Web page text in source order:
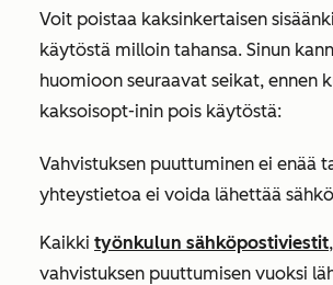
Voit poistaa kaksinkertaisen
käytöstä milloin tahansa. Sinun
huomioon seuraavat seikat, ennen
kaksoisopt-inin pois käytöstä:
Vahvistuksen puuttuminen ei enää
yhteystietoa ei voida lähettää
Kaikki työnkulun sähköpostiviestit
vahvistuksen puuttumisen vuoksi